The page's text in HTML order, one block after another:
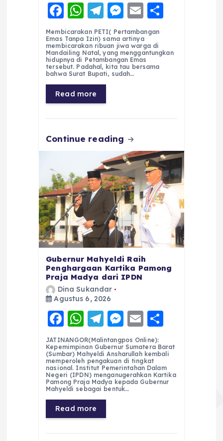
F
a
c
e
b
o
o
k
W
h
a
ts
A
p
p
T
el
e
g
r
a
m
M
e
ss
e
n
E
m
ai
l
re
Membicarakan PETI( Pertambangan
Emas Tanpa Izin) sama artinya
membicarakan ribuan jiwa warga di
Mandailing Natal, yang menggantungkan
hidupnya di Petambangan Emas
tersebut. Padahal, kita tau bersama
bahwa Surat Bupati, sudah…
Read more
Continue reading
Gubernur Mahyeldi Raih
Penghargaan Kartika Pamong
Praja Madya dari IPDN
Dina Sukandar
Agustus 6, 2026
F
a
c
e
b
o
o
k
W
h
a
ts
A
p
p
T
el
e
g
r
a
m
M
e
ss
e
n
E
m
ai
l
a
re
JATINANGOR(Malintangpos Online):
Kepemimpinan Gubernur Sumatera Barat
(Sumbar) Mahyeldi Ansharullah kembali
memperoleh pengakuan di tingkat
nasional. Institut Pemerintahan Dalam
Negeri (IPDN) menganugerahkan Kartika
Pamong Praja Madya kepada Gubernur
Mahyeldi sebagai bentuk…
Read more